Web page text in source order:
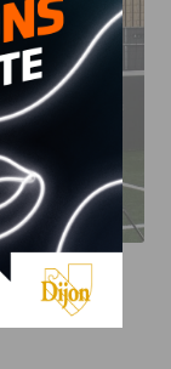
DEBALLON,
Pierre-Henri
en